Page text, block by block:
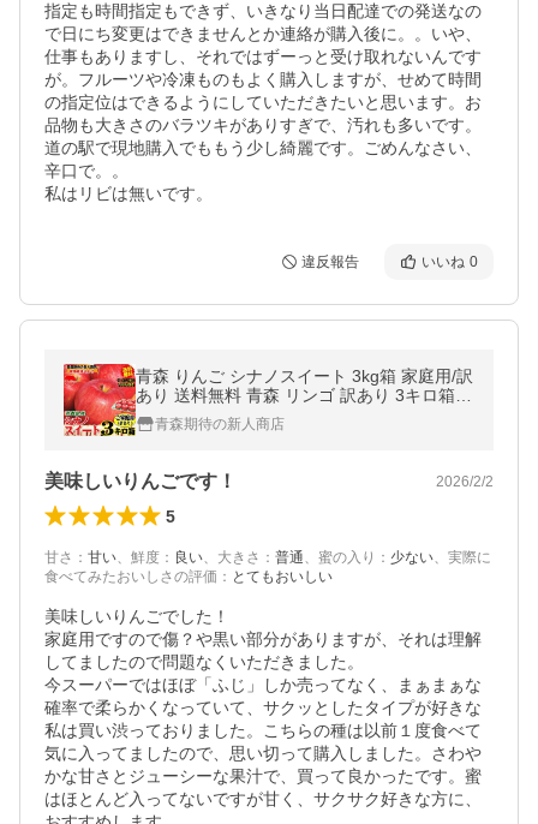
指定も時間指定もできず、いきなり当日配達での発送なの
で日にち変更はできませんとか連絡が購入後に。。いや、
仕事もありますし、それではずーっと受け取れないんです
が。フルーツや冷凍ものもよく購入しますが、せめて時間
の指定位はできるようにしていただきたいと思います。お
品物も大きさのバラツキがありすぎで、汚れも多いです。
道の駅で現地購入でももう少し綺麗です。ごめんなさい、
辛口で。。
私はリビは無いです。
違反報告 いいね 0
青森 りんご シナノスイート 3kg箱 家庭用/訳
あり 送料無料 青森 リンゴ 訳あり 3キロ箱★
スイート 家訳 3kg箱
青森期待の新人商店
美味しいりんごです！ 2026/2/2
5
甘さ ： 甘い、 鮮度 ： 良い、 大きさ ： 普通、 蜜の入り ： 少ない、 実際に
食べてみたおいしさの評価 ： とてもおいしい
美味しいりんごでした！
家庭用ですので傷？や黒い部分がありますが、それは理解
してましたので問題なくいただきました。
今スーパーではほぼ「ふじ」しか売ってなく、まぁまぁな
確率で柔らかくなっていて、サクッとしたタイプが好きな
私は買い渋っておりました。こちらの種は以前１度食べて
気に入ってましたので、思い切って購入しました。さわや
かな甘さとジューシーな果汁で、買って良かったです。蜜
はほとんど入ってないですが甘く、サクサク好きな方に、